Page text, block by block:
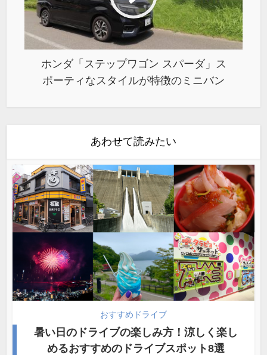
ホンダ「ステップワゴン スパーダ」ス
ポーティなスタイルが特徴のミニバン
あわせて読みたい
おすすめドライブ
暑い日のドライブの楽しみ方！涼しく楽し
めるおすすめのドライブスポット8選